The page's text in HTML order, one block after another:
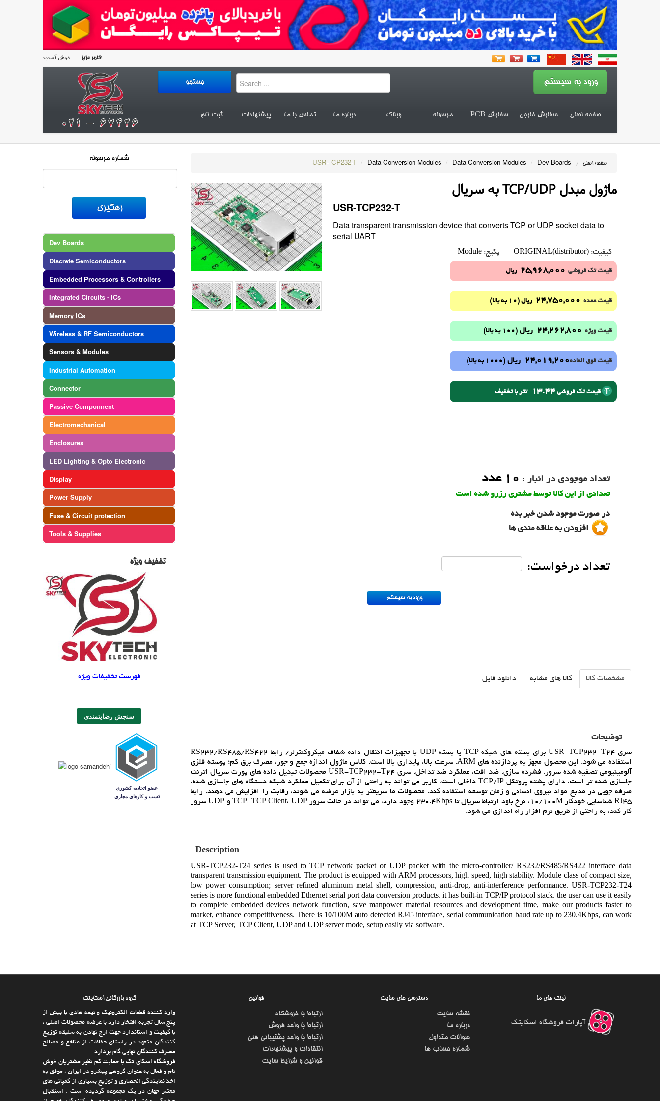
کاربر عزیزخوش آمدید!
صفحه اصلی سفارش خارجی سفارش PCB مرسوله وبلاگ درباره ما تماس با ما پیشنهادات ثبت نام
شماره مرسوله
Dev Boards
Discrete Semiconductors
Embedded Processors & Controllers
Integrated Circuits - ICs
Memory ICs
Wireless & RF Semiconductors
Sensors & Modules
Industrial Automation
Connector
Passive Componnent
Electromechanical
Enclosures
LED Lighting & Opto Electronic
Display
Power Supply
Fuse & Circuit protection
Tools & Supplies
تخفیف ویژه
فهرست تخفیفات ویژه
سنجش رضایتمندی
صفحه اصلی /
Dev Boards
/
Data Conversion Modules
/
Data Conversion Modules
/
USR-TCP232-T
ماژول مبدل TCP/UDP به سریال
USR-TCP232-T
Data transparent transmission device that converts TCP or UDP socket data to
serial UART
کیفیت: ORIGINAL(distributor) پکیج: Module
قیمت تک فروشی 25,968,000 ریال
قیمت عمده 24,750,000 ریال (10 به بالا)
قیمت ویژه 24,262,800 ریال (100 به بالا)
قیمت فوق العاده24,019,200 ریال (1000 به بالا)
قیمت تک فروشی 13.44 تتر با تخفیف
تعداد موجودی در انبار : 10 عدد
تعدادی از این کالا توسط مشتری رزرو شده است
در صورت موجود شدن خبر بده
افزودن به علاقه مندی ها
تعداد درخواست:
مشخصات کالا کالا های مشابه دانلود فایل
توضیحات
سري USR-TCP232-T24 براي بسته هاي شبکه TCP يا بسته UDP با تجهيزات انتقال داده شفاف ميکروکنترلر/ رابط RS232/RS485/RS422
استفاده مي شود. اين محصول مجهز به پردازنده هاي ARM، سرعت بالا، پايداري بالا است. کلاس ماژول اندازه جمع و جور، مصرف برق کم؛ پوسته فلزي
آلومينيومي تصفيه شده سرور، فشرده سازي، ضد افت، عملکرد ضد تداخل. سري USR-TCP232-T24 محصولات تبديل داده هاي پورت سريال اترنت
جاسازي شده تر است، داراي پشته پروتکل TCP/IP داخلي است، کاربر مي تواند به راحتي از آن براي تکميل عملکرد شبکه دستگاه هاي جاسازي شده،
صرفه جويي در منابع مواد نيروي انساني و زمان توسعه استفاده کند. محصولات ما سريعتر به بازار عرضه مي شوند، رقابت را افزايش مي دهند. رابط
RJ45 شناسايي خودکار 10/100M، نرخ باود ارتباط سريال تا 230.4Kbps وجود دارد، مي تواند در حالت سرور TCP، TCP Client، UDP و UDP سرور
کار کند، به راحتي از طريق نرم افزار راه اندازي مي شود.
Description
USR-TCP232-T24 series is used to TCP network packet or UDP packet with the micro-controller/ RS232/RS485/RS422 interface data
transparent transmission equipment. The product is equipped with ARM processors, high speed, high stability. Module class of compact size,
low power consumption; server refined aluminum metal shell, compression, anti-drop, anti-interference performance. USR-TCP232-T24
series is more functional embedded Ethernet serial port data conversion products, it has built-in TCP/IP protocol stack, the user can use it easily
to complete embedded devices network function, save manpower material resources and development time, make our products faster to
market, enhance competitiveness. There is 10/100M auto detected RJ45 interface, serial communication baud rate up to 230.4Kbps, can work
at TCP Server, TCP Client, UDP and UDP server mode, setup easily via software.
گروه بازرگانی اسکایتک
وارد كننده قطعات الکترونیک و نیمه هادی با بیش از
پنج سال تجربه افتخار دارد با عرضه محصولات اصلی ،
با كیفیت و استاندارد جهت ارج نهادن به سلیقه توزیع
كنندگان متعهد در راستای حفاظت از منافع و مصالح
مصرف كنندگان نهایی گام بردارد.
فروشگاه اسکای تک با حمایت كم نظیر مشتریان خوش
نام و فعال به عنوان گروهی پیشرو در ایران ، موفق به
اخذ نمایندگی انحصاری و توزیع بسیاری از كمپانی های
معتبر جهان در یك مجموعه گردیده است . استقبال
قوانین
ارتباط با فروشگاه
ارتباط با واحد فروش
ارتباط با واحد پشتیبانی فنی
انتقادات و پیشنهادات
قوانین و شرایط سایت
دسترسی های سایت
نقشه سایت
درباره ما
سوالات متداول
شماره حساب ها
لینک های ما
آپارات فروشگاه اسکایتک